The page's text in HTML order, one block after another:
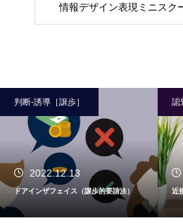
情報デザイン表現ミニスク
判断-誘導［譲歩］
2022.12.13
ドアインザフェイス（譲歩的要請法）
認
近